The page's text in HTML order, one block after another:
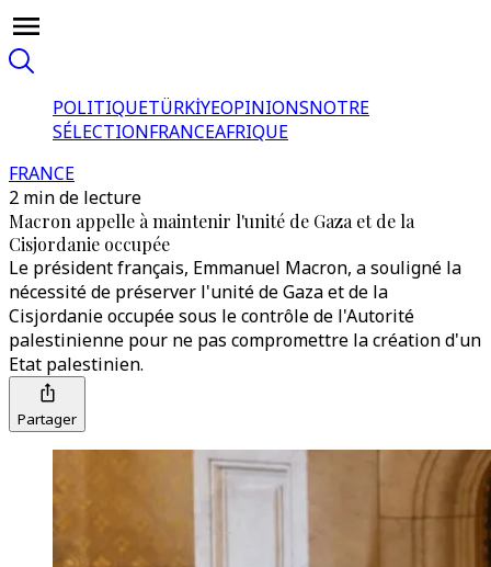
POLITIQUETÜRKİYEOPINIONSNOTRE
SÉLECTIONFRANCEAFRIQUE
FRANCE
2 min de lecture
Macron appelle à maintenir l'unité de Gaza et de la
Cisjordanie occupée
Le président français, Emmanuel Macron, a souligné la
nécessité de préserver l'unité de Gaza et de la
Cisjordanie occupée sous le contrôle de l'Autorité
palestinienne pour ne pas compromettre la création d'un
Etat palestinien.
Partager